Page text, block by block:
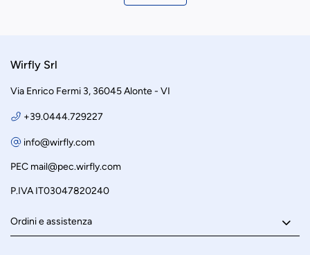
Wirfly Srl
Via Enrico Fermi 3, 36045 Alonte - VI
+39.0444.729227
info@wirfly.com
PEC mail@pec.wirfly.com
P.IVA IT03047820240
Ordini e assistenza